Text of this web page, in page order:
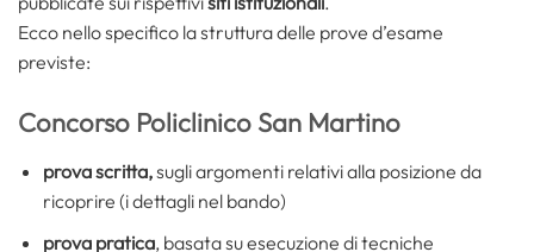
Ecco nello specifico la struttura delle prove d’esame
previste:
Concorso Policlinico San Martino
prova scritta,sugli argomenti relativi alla posizione da
ricoprire (i dettagli nel bando)
prova pratica, basata su esecuzione di tecniche